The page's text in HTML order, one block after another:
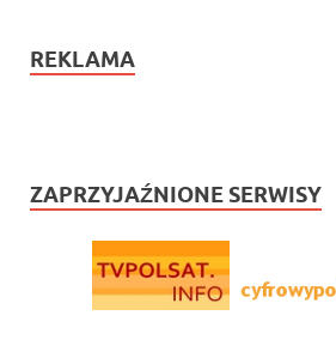
REKLAMA
ZAPRZYJAŹNIONE SERWISY